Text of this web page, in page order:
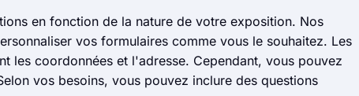
en fonction de la nature de votre exposition. Nos
vos formulaires comme vous le souhaitez. Les
les coordonnées et l'adresse. Cependant, vous pouvez
vos besoins, vous pouvez inclure des questions